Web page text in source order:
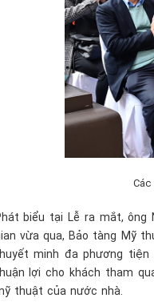
biểu tại Lễ ra mắt, ông
vừa qua, Bảo tàng Mỹ
minh đa phương tiện
lợi cho khách tham
thuật của nước nhà.